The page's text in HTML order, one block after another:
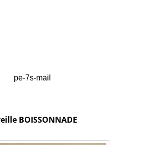
pe-7s-mail
BOISSONNADE